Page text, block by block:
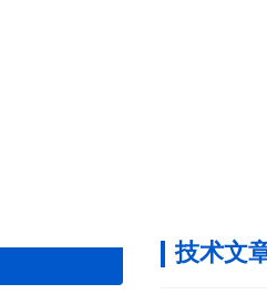
技术文